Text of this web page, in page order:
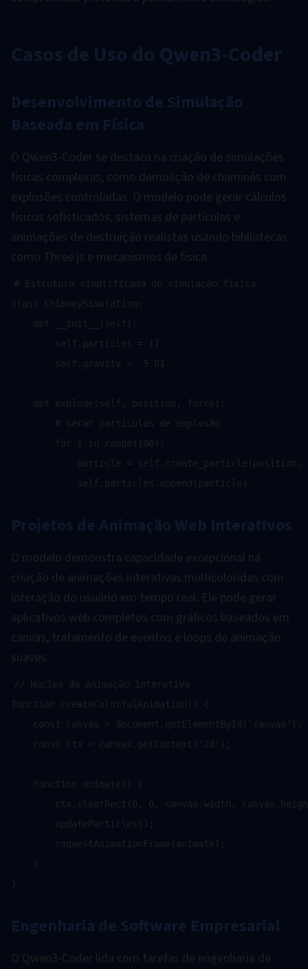
Casos de Uso do Qwen3-Coder
Desenvolvimento de Simulação
Baseada em Física
O Qwen3-Coder se destaca na criação de simulações
físicas complexas, como demolição de chaminés com
explosões controladas. O modelo pode gerar cálculos
físicos sofisticados, sistemas de partículas e
animações de destruição realistas usando bibliotecas
como Three.js e mecanismos de física.
# Estrutura simplificada de simulação física
class ChimneySimulation:
    def __init__(self):
        self.particles = []
        self.gravity = -9.81
    def explode(self, position, force):
        # Gerar partículas de explosão
        for i in range(100):
particle = self.create_particle(position,
Projetos de Animação Web Interativos
O modelo demonstra capacidade excepcional na
criação de animações interativas multicoloridas com
interação do usuário em tempo real. Ele pode gerar
aplicativos web completos com gráficos baseados em
canvas, tratamento de eventos e loops de animação
suaves.
// Núcleo da animação interativa
function createColorfulAnimation() {
    const canvas = document.getElementById('canvas');
    const ctx = canvas.getContext('2d');
    function animate() {
ctx.clearRect(0, 0, canvas.width,
        updateParticles();
        requestAnimationFrame(animate);
    }
Engenharia de Software Empresarial
O Qwen3-Coder lida com tarefas de engenharia de